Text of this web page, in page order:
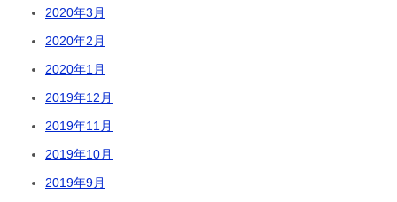
2020年3月
2020年2月
2020年1月
2019年12月
2019年11月
2019年10月
2019年9月